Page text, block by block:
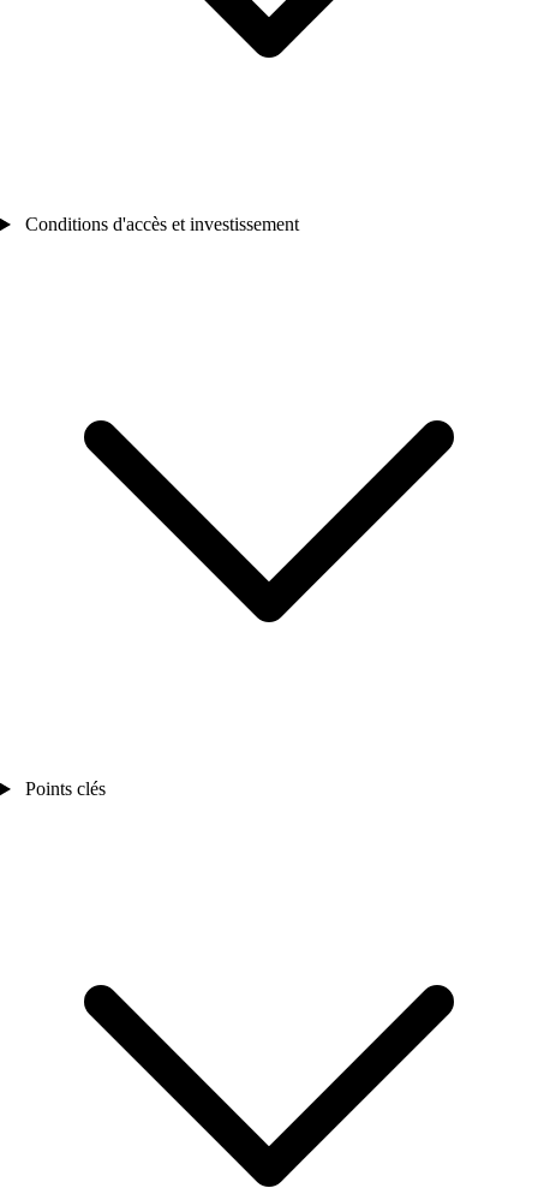
Conditions d'accès et investissement
Points clés